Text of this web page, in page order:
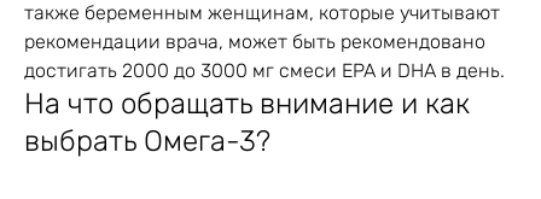
также беременным женщинам, которые учитывают
рекомендации врача, может быть рекомендовано
достигать 2000 до 3000 мг смеси EPA и DHA в день.
На что обращать внимание и как
выбрать Омега-3?